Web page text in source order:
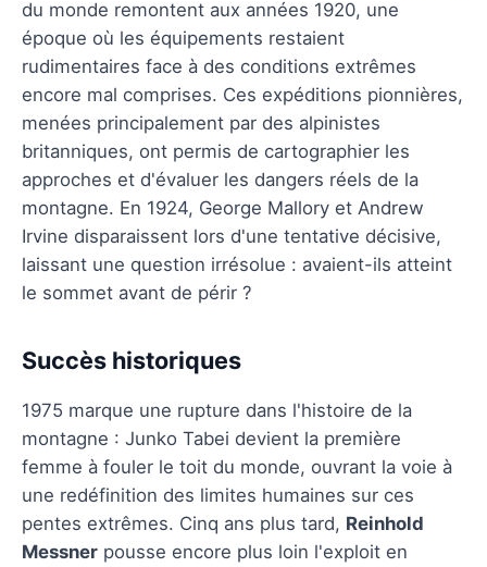
du monde remontent aux années 1920, une
époque où les équipements restaient
rudimentaires face à des conditions extrêmes
encore mal comprises. Ces expéditions pionnières,
menées principalement par des alpinistes
britanniques, ont permis de cartographier les
approches et d'évaluer les dangers réels de la
montagne. En 1924, George Mallory et Andrew
Irvine disparaissent lors d'une tentative décisive,
laissant une question irrésolue : avaient-ils atteint
le sommet avant de périr ?
Succès historiques
1975 marque une rupture dans l'histoire de la
montagne : Junko Tabei devient la première
femme à fouler le toit du monde, ouvrant la voie à
une redéfinition des limites humaines sur ces
pentes extrêmes. Cinq ans plus tard, Reinhold
Messner pousse encore plus loin l'exploit en